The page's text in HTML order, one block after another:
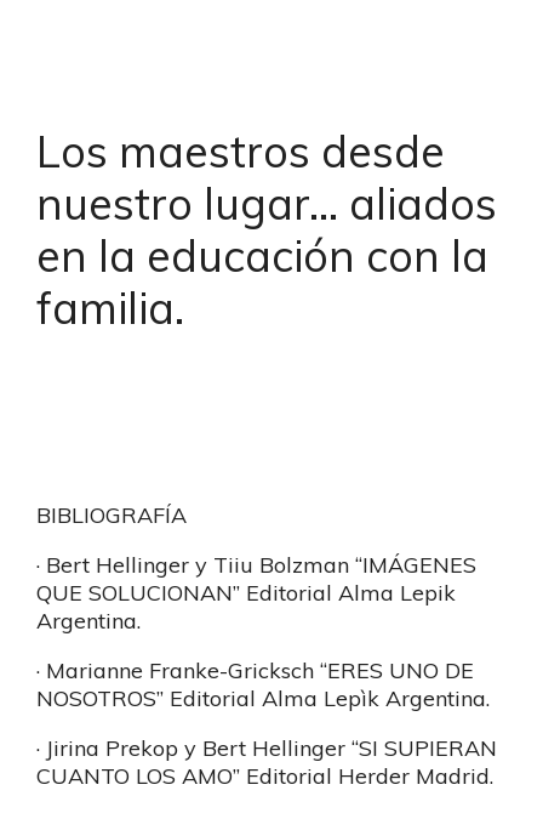
Los maestros desde
nuestro lugar… aliados
en la educación con la
familia.
BIBLIOGRAFÍA
· Bert Hellinger y Tiiu Bolzman “IMÁGENES
QUE SOLUCIONAN” Editorial Alma Lepik
Argentina.
· Marianne Franke-Gricksch “ERES UNO DE
NOSOTROS” Editorial Alma Lepìk Argentina.
· Jirina Prekop y Bert Hellinger “SI SUPIERAN
CUANTO LOS AMO” Editorial Herder Madrid.